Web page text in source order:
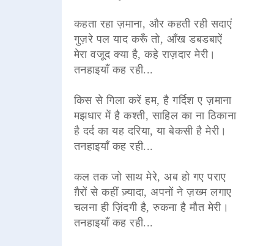
कहता रहा ज़माना, और कहती रही सदाएं
गुज़रे पल याद करूँ तो, आँख डबडबाऐं
मेरा वजूद क्या है, कहे राज़दार मेरी।
तनहाइयाँ कह रही...
किस से गिला करें हम, है गर्दिश ए ज़माना
मझधार में है कश्ती, साहिल का ना ठिकाना
है दर्द का यह दरिया, या बेकसी है मेरी।
तनहाइयाँ कह रही...
कल तक जो साथ मेरे, अब हो गए पराए
ग़ैरों से कहीं ज़्यादा, अपनों ने ज़ख्म लगाए
चलना ही ज़िंदगी है, रुकना है मौत मेरी।
तनहाइयाँ कह रही...